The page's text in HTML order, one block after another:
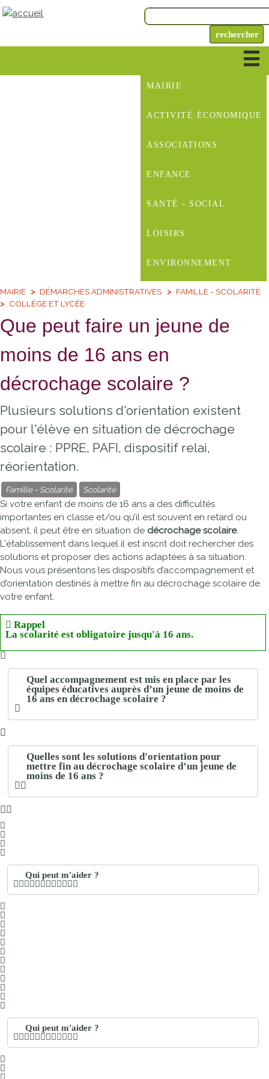
MAIRIE
ACTIVITÉ ÉCONOMIQUE
ASSOCIATIONS
ENFANCE
SANTÉ - SOCIAL
LOISIRS
ENVIRONNEMENT
MAIRIE DÉMARCHES ADMINISTRATIVES
FAMILLE - SCOLARITÉ
COLLÈGE ET LYCÉE
Que peut faire un jeune de
moins de 16 ans en
décrochage scolaire ?
Plusieurs solutions d'orientation existent
pour l'élève en situation de décrochage
scolaire : PPRE, PAFI, dispositif relai,
réorientation.
Famille - Scolarité Scolarité
Si votre enfant de moins de 16 ans a des difficultés
importantes en classe et/ou qu’il est souvent en retard ou
absent, il peut être en situation de décrochage scolaire.
L'établissement dans lequel il est inscrit doit rechercher des
solutions et proposer des actions adaptées à sa situation.
Nous vous présentons les dispositifs d’accompagnement et
d’orientation destinés à mettre fin au décrochage scolaire de
votre enfant.
Rappel
La scolarité est obligatoire jusqu'à 16 ans.
Quel accompagnement est mis en place par les
équipes éducatives auprès d’un jeune de moins de
16 ans en décrochage scolaire ?
Quelles sont les solutions d'orientation pour
mettre fin au décrochage scolaire d’un jeune de
moins de 16 ans ?
Qui peut m'aider ?
Qui peut m'aider ?